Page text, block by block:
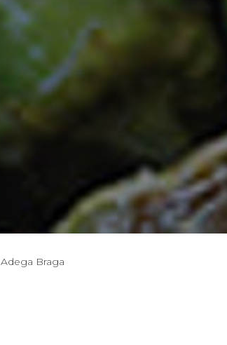
Adega Braga